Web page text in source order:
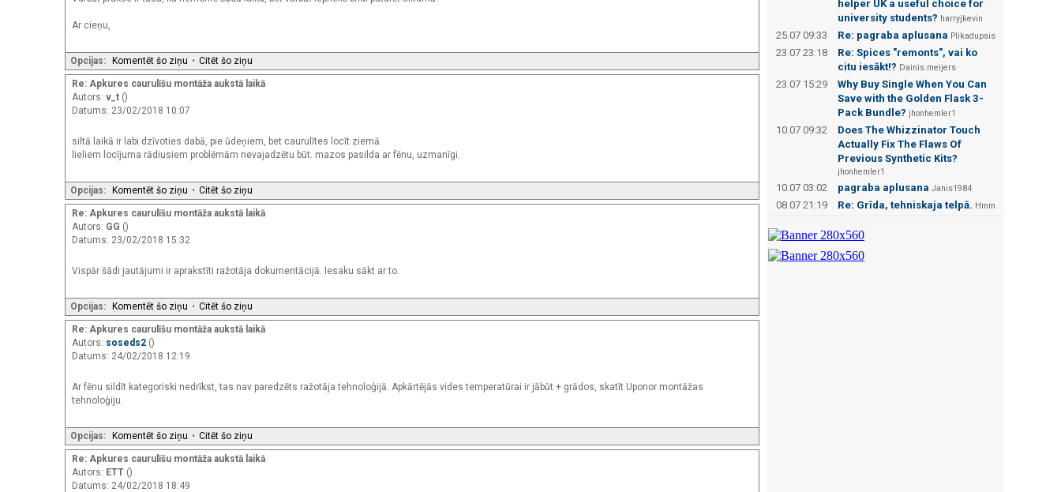
Ar cieņu,
Opcijas: Komentēt šo ziņu • Citēt šo ziņu
Re: Apkures caurulīšu montāža aukstā laikā
Autors: v_t ()
Datums: 23/02/2018 10:07
siltā laikā ir labi dzīvoties dabā, pie ūdeņiem, bet caurulītes locīt ziemā.
lieliem locījuma rādiusiem problēmām nevajadzētu būt. mazos pasilda ar fēnu, uzmanīgi.
Opcijas: Komentēt šo ziņu • Citēt šo ziņu
Re: Apkures caurulīšu montāža aukstā laikā
Autors: GG ()
Datums: 23/02/2018 15:32
Vispār šādi jautājumi ir aprakstīti ražotāja dokumentācijā. Iesaku sākt ar to.
Opcijas: Komentēt šo ziņu • Citēt šo ziņu
Re: Apkures caurulīšu montāža aukstā laikā
Autors: soseds2 ()
Datums: 24/02/2018 12:19
Ar fēnu sildīt kategoriski nedrīkst, tas nav paredzēts ražotāja tehnoloģijā. Apkārtējās vides temperatūrai ir jābūt + grādos, skatīt Uponor montāžas
tehnoloģiju.
Opcijas: Komentēt šo ziņu • Citēt šo ziņu
Re: Apkures caurulīšu montāža aukstā laikā
Autors: ETT ()
Datums: 24/02/2018 18:49
helper UK a useful choice for
university students? harryjkevin
25.07 09:33 Re: pagraba aplusana Plikadupsis
23.07 23:18
Re: Spices "remonts", vai ko
citu iesākt!? Dainis.meijers
23.07 15:29
Why Buy Single When You Can
Save with the Golden Flask 3-
Pack Bundle? jhonhemler1
10.07 09:32
Does The Whizzinator Touch
Actually Fix The Flaws Of
Previous Synthetic Kits?
jhonhemler1
10.07 03:02 pagraba aplusana Janis1984
08.07 21:19 Re: Grīda, tehniskaja telpā. Hmm